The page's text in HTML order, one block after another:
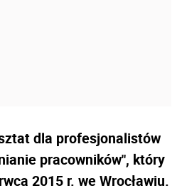
dla profesjonalistów
pracowników", który
2015 r. we Wrocławiu.